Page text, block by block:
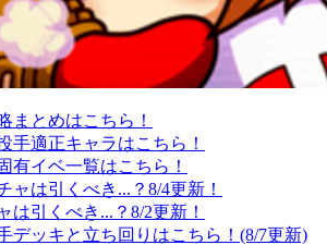
まとめはこちら！
手適正キャラはこちら！
有イベ一覧はこちら！
ャは引くべき...？8/4更新！
は引くべき...？8/2更新！
デッキと立ち回りはこちら！(8/7更新)